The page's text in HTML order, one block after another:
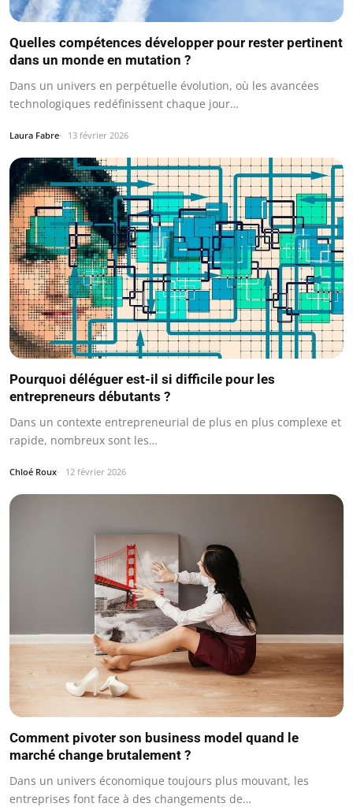
Quelles compétences développer pour rester pertinent
dans un monde en mutation ?
Dans un univers en perpétuelle évolution, où les avancées
technologiques redéfinissent chaque jour…
Laura Fabre 13 février 2026
Pourquoi déléguer est-il si difficile pour les
entrepreneurs débutants ?
Dans un contexte entrepreneurial de plus en plus complexe et
rapide, nombreux sont les…
Chloé Roux 12 février 2026
Comment pivoter son business model quand le
marché change brutalement ?
Dans un univers économique toujours plus mouvant, les
entreprises font face à des changements de…